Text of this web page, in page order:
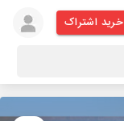
خرید اشتراک